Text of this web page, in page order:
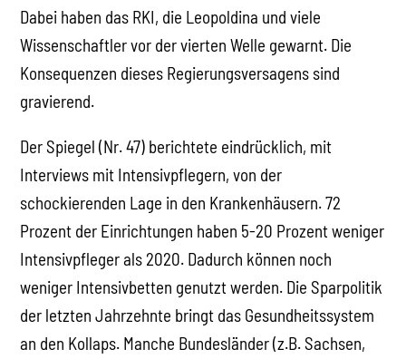
Dabei haben das RKI, die Leopoldina und viele
Wissenschaftler vor der vierten Welle gewarnt. Die
Konsequenzen dieses Regierungsversagens sind
gravierend.
Der Spiegel (Nr. 47) berichtete eindrücklich, mit
Interviews mit Intensivpflegern, von der
schockierenden Lage in den Krankenhäusern. 72
Prozent der Einrichtungen haben 5-20 Prozent weniger
Intensivpfleger als 2020. Dadurch können noch
weniger Intensivbetten genutzt werden. Die Sparpolitik
der letzten Jahrzehnte bringt das Gesundheitssystem
an den Kollaps. Manche Bundesländer (z.B. Sachsen,